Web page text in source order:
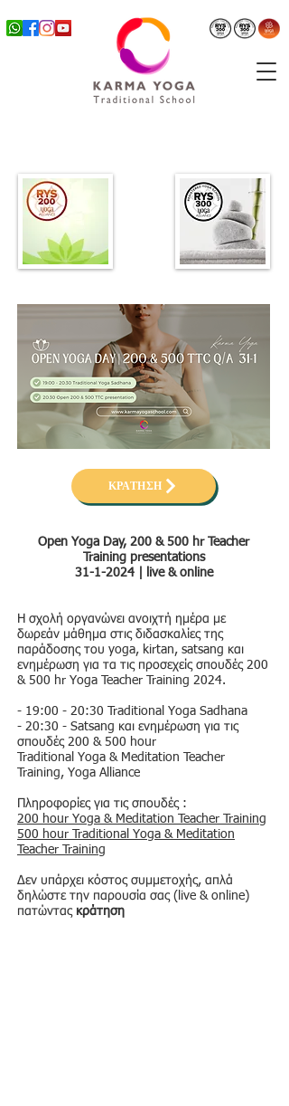
ΚΡΑΤΗΣΗ
Open Yoga Day, 200 & 500 hr Teacher
Training presentations
31-1-2024| live & online
Η σχολή οργανώνει ανοιχτή ημέρα με
δωρεάν μάθημα στις διδασκαλίες της
παράδοσης του yoga, kirtan, satsang και
ενημέρωση για τα τις προσεχείς σπουδές 200
& 500 hr Yoga Teacher Training 2024.
- 19:00 - 20:30 Traditional Yoga Sadhana
- 20:30 - Satsang και ενημέρωση για τις
σπουδές 200 & 500 hour
Traditional Yoga & Meditation Teacher
Training, Yoga Alliance
Πληροφορίες για τις σπουδές :
200 hour Yoga & Meditation Teacher Training
500 hour Traditional Yoga & Meditation
Teacher Training
Δεν υπάρχει κόστος συμμετοχής, απλά
δηλώστε την παρουσία σας (live & online)
πατώντας κράτηση